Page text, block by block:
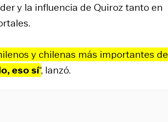
y la influencia de Quiroz tanto en
y chilenas más importantes de
eso sí“, lanzó.